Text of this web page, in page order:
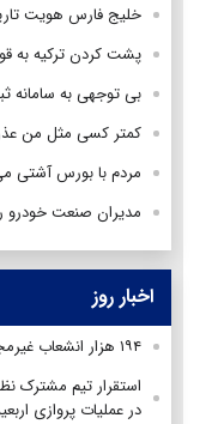
خلیج فارس هویت
پشت کردن ترکیه به
بی توجهی به سامانه
کمتر کسی مثل من
مردم با بورس آشتی
مدیران صنعت خودرو
اخبار روز
۱۹۴ هزار انشعاب غیرمجاز از شبکه برق جمع‌آوری شد
استقرار تیم مشترک
در عملیات پروازی اربعین